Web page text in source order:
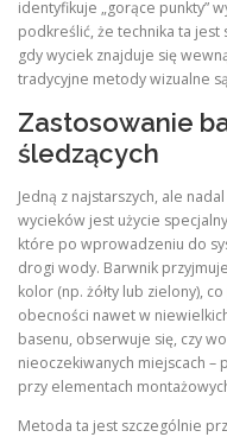
identyfikuje „gorące punkty”
podkreślić, że technika ta
gdy wyciek znajduje się
tradycyjne metody wizualne
Zastosowanie
śledzących
Jedną z najstarszych, ale
wycieków jest użycie
które po wprowadzeniu do
drogi wody. Barwnik
kolor (np. żółty lub zielony),
obecności nawet w
basenu, obserwuje się, czy
nieoczekiwanych miejscach –
przy elementach
Metoda ta jest szczególnie